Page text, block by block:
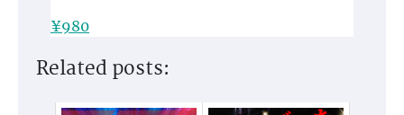
¥980
Related posts: